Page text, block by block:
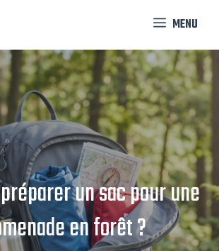
MENU
un sac pour une
en forêt ?